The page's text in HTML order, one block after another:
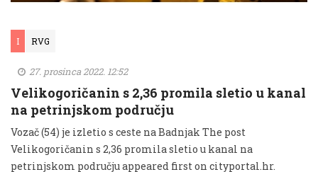
I RVG
27. prosinca 2022. 12:52
Velikogoričanin s 2,36 promila sletio u kanal
na petrinjskom području
Vozač (54) je izletio s ceste na Badnjak The post
Velikogoričanin s 2,36 promila sletio u kanal na
petrinjskom području appeared first on cityportal.hr.